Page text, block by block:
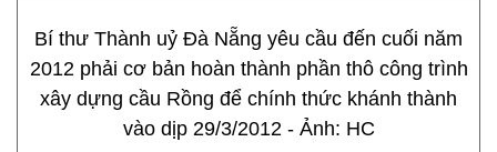
Bí thư Thành uỷ Đà Nẵng yêu cầu đến cuối năm
2012 phải cơ bản hoàn thành phần thô công trình
xây dựng cầu Rồng để chính thức khánh thành
vào dịp 29/3/2012 - Ảnh: HC